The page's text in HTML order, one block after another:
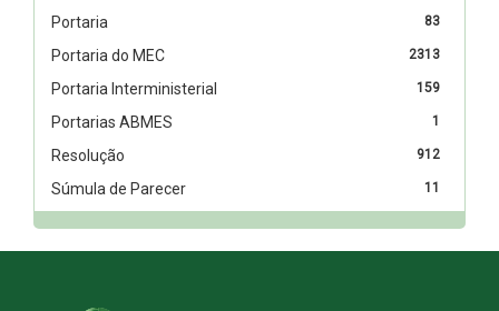
83
Portaria
2313
Portaria do MEC
159
Portaria Interministerial
1
Portarias ABMES
912
Resolução
11
Súmula de Parecer